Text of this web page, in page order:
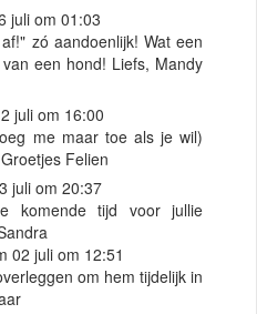
juli om 01:03
zó aandoenlijk! Wat een
een hond! Liefs, Mandy
juli om 16:00
me maar toe als je wil)
Felien
juli om 20:37
komende tijd voor jullie
02 juli om 12:51
om hem tijdelijk in